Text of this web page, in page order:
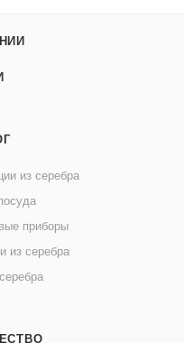
из серебра
приборы
из серебра